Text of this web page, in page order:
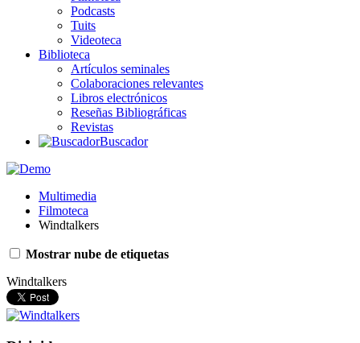
Podcasts
Tuits
Videoteca
Biblioteca
Artículos seminales
Colaboraciones relevantes
Libros electrónicos
Reseñas Bibliográficas
Revistas
Buscador
Multimedia
Filmoteca
Windtalkers
Mostrar nube de etiquetas
Windtalkers